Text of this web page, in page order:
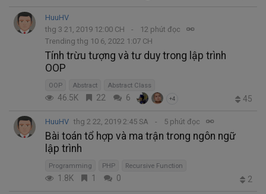
HuuHV
thg 3 21, 2019 12:00 CH
12 phút đọc
Trending thg 10 6, 2022 1:07 CH
Tính trừu tượng và tư duy trong lập trình
OOP
OOP Abstract Abstract Class
46.5K 22 6 +4 45
HuuHV thg 2 22, 2019 2:45 SA 5 phút đọc
Bài toán tổ hợp và ma trận trong ngôn ngữ
lập trình
Programming PHP Recursive Function
1.8K 1 0 2